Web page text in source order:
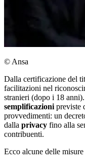
© Ansa
Dalla certificazione del
facilitazioni nel
stranieri (dopo i 18
semplificazioni previste
provvedimenti: un
dalla privacy fino alla
contribuenti.
Ecco alcune delle misure